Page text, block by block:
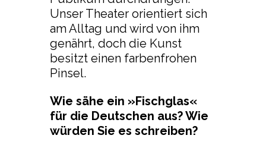
Unser Theater orientiert sich
am Alltag und wird von ihm
genährt, doch die Kunst
besitzt einen farbenfrohen
Pinsel.
Wie sähe ein »Fischglas«
für die Deutschen aus? Wie
würden Sie es schreiben?